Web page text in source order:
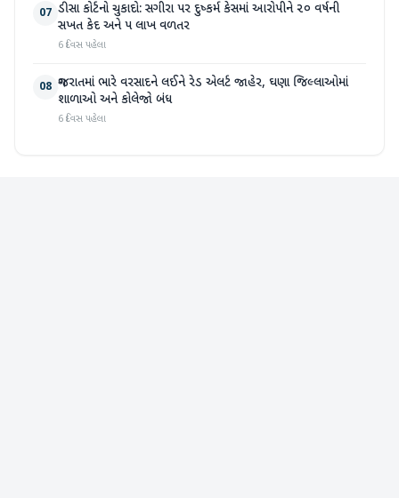
07 ડીસા કોર્ટનો ચુકાદો: સગીરા પર દુષ્કર્મ કેસમાં આરોપીને ૨૦ વર્ષની
સખત કેદ અને ૫ લાખ વળતર
6 દિવસ પહેલા
08 ગુજરાતમાં ભારે વરસાદને લઈને રેડ એલર્ટ જાહેર, ઘણા જિલ્લાઓમાં
શાળાઓ અને કોલેજો બંધ
6 દિવસ પહેલા